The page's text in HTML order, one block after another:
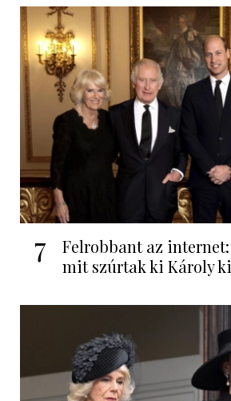
7
Felrobbant az
mit szúrtak ki Károly